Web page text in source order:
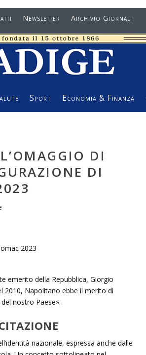
Newsletter Archivio Giornali
Sport Economia & Finanza
DI
DI
emerito della Repubblica, Giorgio
2010, Napolitano ebbe il merito di
nostro Paese».
nazionale, espressa anche dalle